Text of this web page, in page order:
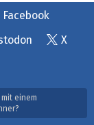
Facebook
X
einem